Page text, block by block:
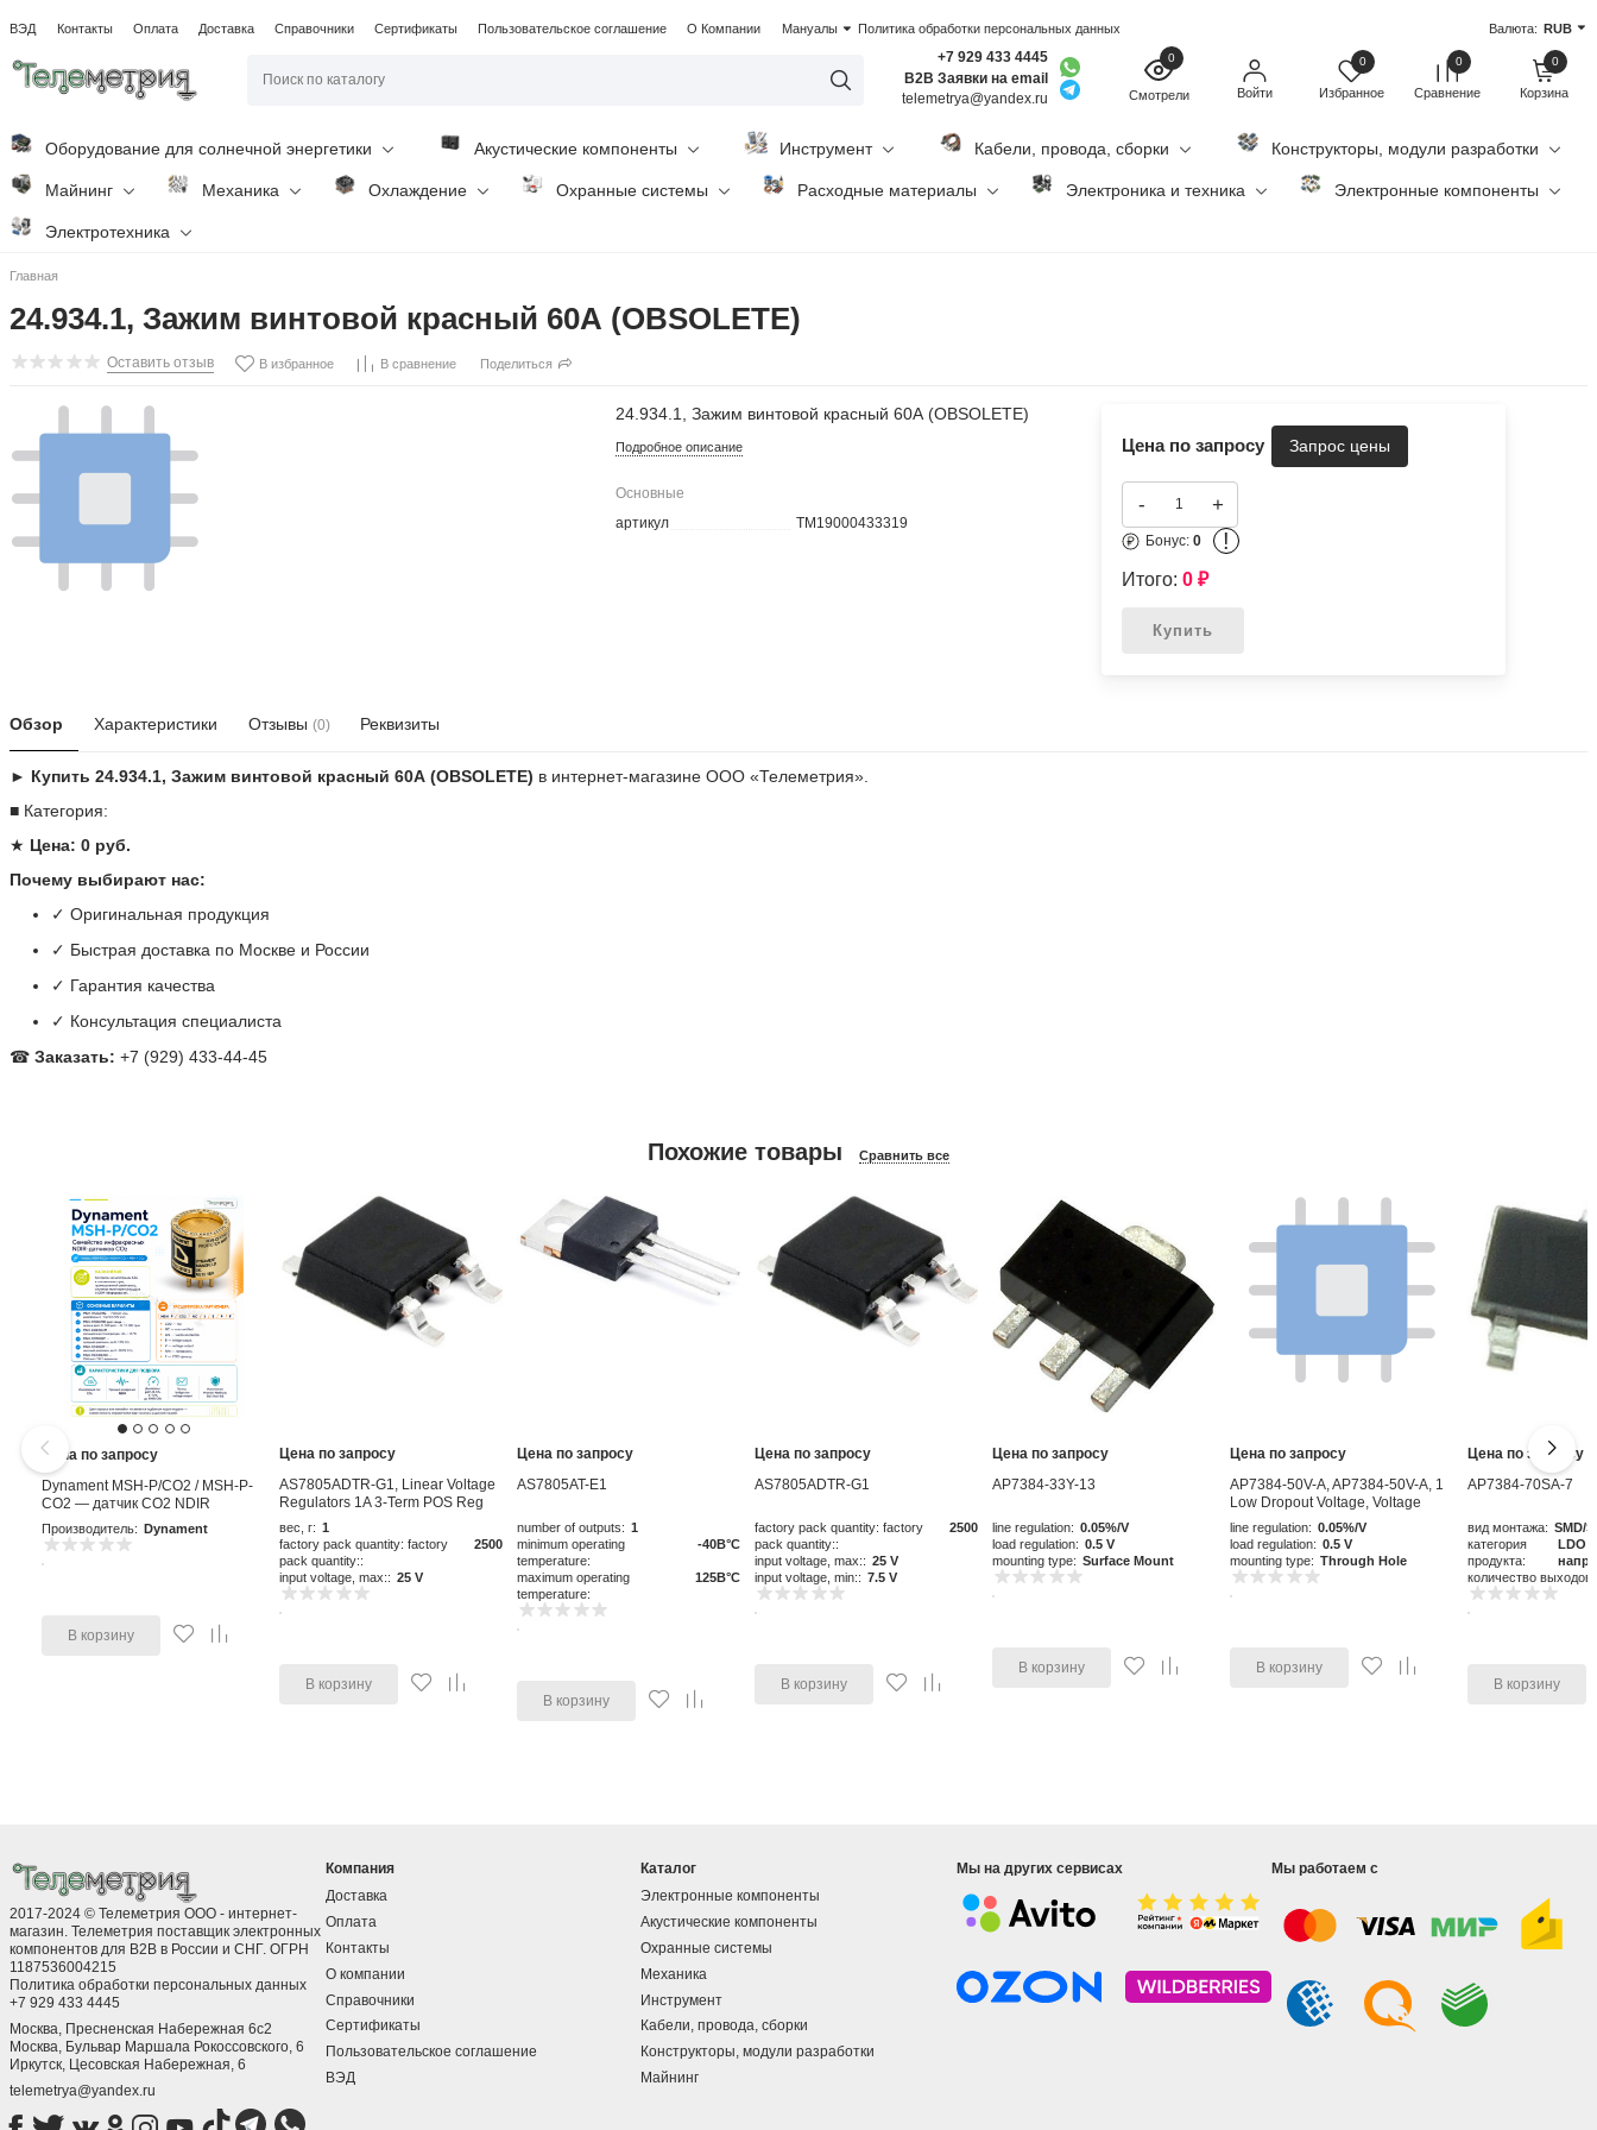
ВЭД Контакты Оплата Доставка Справочники Сертификаты Пользовательское соглашение О Компании Мануалы Политика обработки персональных данных Валюта: RUB
+7 929 433 4445
B2B Заявки на email
telemetrya@yandex.ru
0
Смотрели Войти
0
Избранное
0
Сравнение
0
Корзина
Оборудование для солнечной энергетики Акустические компоненты Инструмент Кабели, провода, сборки Конструкторы, модули разработки
Майнинг Механика Охлаждение Охранные системы Расходные материалы Электроника и техника Электронные компоненты
Электротехника
Главная
24.934.1, Зажим винтовой красный 60А (OBSOLETE)
Оставить отзыв В избранное В сравнение Поделиться
24.934.1, Зажим винтовой красный 60А (OBSOLETE)
Подробное описание
Основные
артикул
TM19000433319
Цена по запросу
- +
Бонус: 0 !
Итого: 0 ₽
Купить
Обзор Характеристики Отзывы (0) Реквизиты
► Купить 24.934.1, Зажим винтовой красный 60А (OBSOLETE) в интернет-магазине ООО «Телеметрия».
■ Категория:
★ Цена: 0 руб.
Почему выбирают нас:
✓ Оригинальная продукция
✓ Быстрая доставка по Москве и России
✓ Гарантия качества
✓ Консультация специалиста
☎Заказать: +7 (929) 433-44-45
Похожие товары Сравнить все
Цена по запросу
Dynament MSH-P/CO2 / MSH-P-
CO2 — датчик CO2 NDIR
Производитель: Dynament
В корзину
Цена по запросу
AS7805ADTR-G1, Linear Voltage
Regulators 1A 3-Term POS Reg
Output 1A
вес, г: 1
factory pack quantity: factory
pack quantity::
2500
input voltage, max:: 25 V
В корзину
Цена по запросу
AS7805AT-E1
number of outputs: 1
minimum operating
temperature:
-40В°C
maximum operating
temperature:
125В°C
В корзину
Цена по запросу
AS7805ADTR-G1
factory pack quantity: factory
pack quantity::
2500
input voltage, max:: 25 V
input voltage, min:: 7.5 V
В корзину
Цена по запросу
AP7384-33Y-13
line regulation: 0.05%/V
load regulation: 0.5 V
mounting type: Surface Mount
В корзину
Цена по запросу
AP7384-50V-A, AP7384-50V-A, 1
Low Dropout Voltage, Voltage
Regulator 50mA, 5 V 3-Pin, TO-92
line regulation: 0.05%/V
load regulation: 0.5 V
mounting type: Through Hole
В корзину
Цена по запросу
AP7384-70SA-7
вид монтажа: SMD/
категория
продукта:
LDO
количество выходов:
В корзину
2017-2024 © Телеметрия ООО - интернет-
магазин. Телеметрия поставщик электронных
компонентов для B2B в России и СНГ. ОГРН
1187536004215
Политика обработки персональных данных
+7 929 433 4445
Москва, Пресненская Набережная 6с2
Москва, ​Бульвар Маршала Рокоссовского, 6
Иркутск, ​Цесовская Набережная, 6
telemetrya@yandex.ru
Компания
Доставка
Оплата
Контакты
О компании
Справочники
Сертификаты
Пользовательское соглашение
ВЭД
Каталог
Электронные компоненты
Акустические компоненты
Охранные системы
Механика
Инструмент
Кабели, провода, сборки
Конструкторы, модули разработки
Майнинг
Мы на других сервисах Мы работаем с